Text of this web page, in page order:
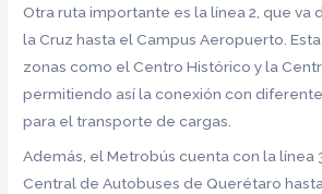
Otra ruta importante es la línea 2, que va
la Cruz hasta el Campus Aeropuerto.
zonas como el Centro Histórico y la
permitiendo así la conexión con
para el transporte de cargas.
Además, el Metrobús cuenta con la línea
Central de Autobuses de Querétaro